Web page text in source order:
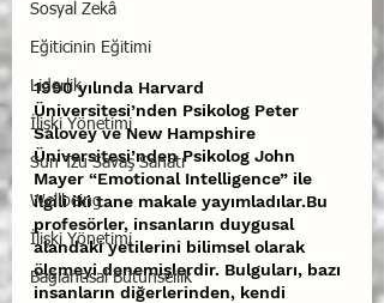
Sosyal Zekâ
Eğiticinin Eğitimi
Liderlik
İlişki Yönetimi
Sun Tzu Savaş Sanatı
Wellbeing
İlişki Yönetimi
Bağlantısal Bütünsellik
1990 yılında Harvard
Üniversitesi’nden Psikolog Peter
Salovey ve New Hampshire
Üniversitesi’nden Psikolog John
Mayer “Emotional Intelligence” ile
ilgili iki tane makale yayımladılar.Bu
profesörler, insanların duygusal
alandaki yetilerini bilimsel olarak
ölçmeyi denemişlerdir. Bulguları, bazı
insanların diğerlerinden, kendi